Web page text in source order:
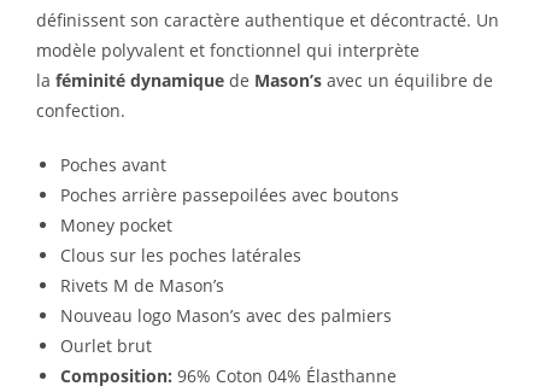
définissent son caractère authentique et décontracté. Un
modèle polyvalent et fonctionnel qui interprète
la féminité dynamique de Mason’s avec un équilibre de
confection.
Poches avant
Poches arrière passepoilées avec boutons
Money pocket
Clous sur les poches latérales
Rivets M de Mason’s
Nouveau logo Mason’s avec des palmiers
Ourlet brut
Composition: 96% Coton 04% Élasthanne